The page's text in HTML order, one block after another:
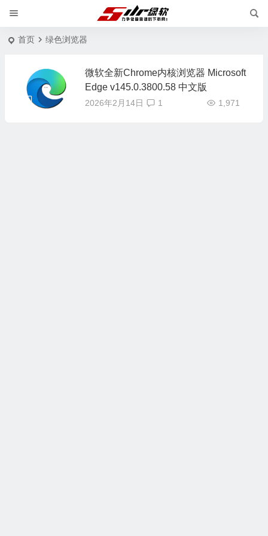
首页 绿色浏览器
微软全新Chrome内核浏览器 Microsoft
Edge v145.0.3800.58 中文版
2026年2月14日 1,971
1